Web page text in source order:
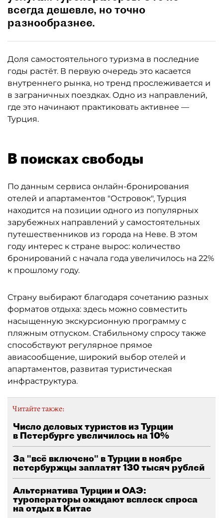
всегда дешевле, но точно
разнообразнее.
Доля самостоятельного туризма в последние
годы растёт. В первую очередь это касается
внутреннего рынка, но тренд прослеживается и
в заграничных поездках. Одно из направлений,
где это начинают практиковать активнее —
Турция.
В поисках свободы
По данным сервиса онлайн-бронирования
отелей и апартаментов "Островок", Турция
находится на позиции одного из популярных
зарубежных направлений у самостоятельных
путешественников из города на Неве. В этом
году интерес к стране вырос: количество
бронирований с начала года увеличилось на 22%
к прошлому году.
Страну выбирают благодаря сочетанию разных
форматов отдыха: здесь можно совместить
насыщенную экскурсионную программу с
пляжным отпуском. Стабильному спросу также
способствуют регулярное прямое
авиасообщение, широкий выбор отелей и
апартаментов, развитая туристическая
инфраструктура.
Читайте также:
Число деловых туристов из Турции
в Петербурге увеличилось на 10%
За "всё включено" в Турции в ноябре
петербуржцы заплатят 130 тысяч рублей
Альтернатива Турции и ОАЭ:
туроператоры ожидают всплеск спроса
на отдых в Китае